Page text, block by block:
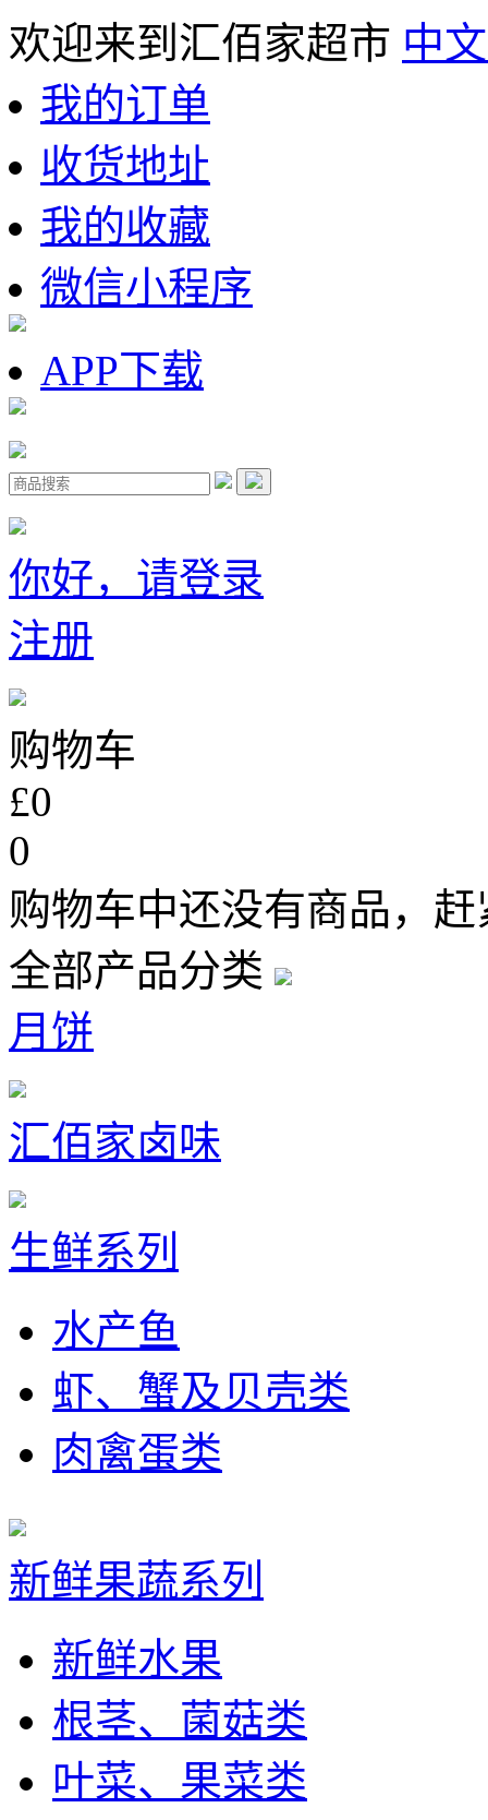
欢迎来到汇佰家超市 中
我的订单
收货地址
我的收藏
微信小程序
APP下载
你好，请登录
注册
购物车
£0
0
购物车中还没有商品，
全部产品分类
月饼
汇佰家卤味
生鲜系列
水产鱼
虾、蟹及贝壳类
肉禽蛋类
新鲜果蔬系列
新鲜水果
根茎、菌菇类
叶菜、果菜类